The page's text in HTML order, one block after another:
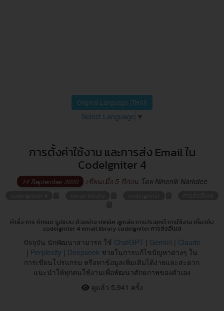
Original Language (THAI)
Select Language ▼
การตั้งค่าใช้งาน และการส่ง Email ใน
CodeIgniter 4
14 September 2020 เขียนเมื่อ 5 ปีก่อนโดย Ninenik Narkdee
คำสั่ง การ กำหนด รูปแบบ ตัวอย่าง เทคนิค ลูกเล่น การประยุกต์ การใช้งาน เกี่ยวกับ
codeigniter 4 email library codeigniter การส่งอีเมล
ปัจจุบัน นักพัฒนาสามารถ ใช้ ChatGPT | Gemini | Claude
| Perplexity | Deepseek ช่วยในการแก้ไขปัญหาต่างๆ ใน
การเขียนโปรแกรม หรือหาข้อมูลเพิ่มเติมได้ง่ายและสะดวก
แนะนำให้ทุกคนใช้งานเพื่อพัฒนาศักยภาพของตัวเอง
ดูแล้ว 5,941 ครั้ง